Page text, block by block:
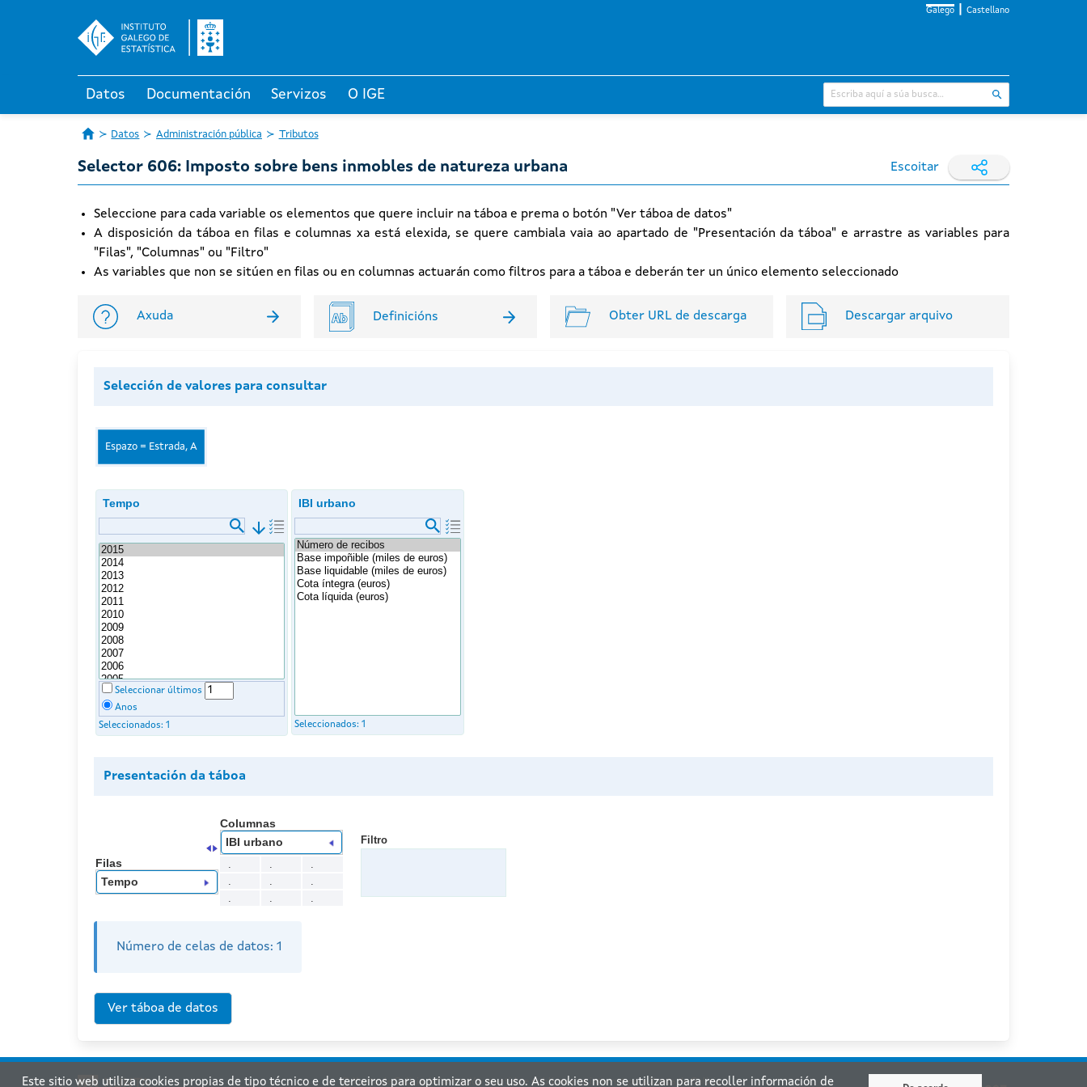
Galego Castellano
Datos Documentación Servizos O IGE
Datos Administración pública Tributos
Selector 606: Imposto sobre bens inmobles de natureza urbana Escoitar
Seleccione para cada variable os elementos que quere incluir na táboa e prema o botón "Ver táboa de datos"
A disposición da táboa en filas e columnas xa está elexida, se quere cambiala vaia ao apartado de "Presentación da táboa" e arrastre as variables para
"Filas", "Columnas" ou "Filtro"
As variables que non se sitúen en filas ou en columnas actuarán como filtros para a táboa e deberán ter un único elemento seleccionado
Axuda Definicións Obter URL de descarga Descargar arquivo
Selección de valores para consultar
Espazo = Estrada, A
Tempo
arrow_downward
Seleccionar últimos
Anos
Seleccionados: 1
IBI urbano
Seleccionados: 1
Presentación da táboa
Columnas
IBI urbano
Filas
Tempo
. .
.
.
.
.
.
. .
Filtro
Número de celas de datos: 1
Xunta de Galicia. Información mantida e publicada na internet pola Xunta de Galicia
Este sitio web utiliza cookies propias de tipo técnico e de terceiros para optimizar o seu uso. As cookies non se utilizan para recoller información de